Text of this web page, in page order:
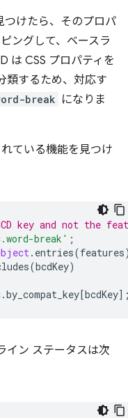
つけたら、そのプロパ
ングして、ベースラ
は CSS プロパティを
類するため、対応す
break になりま
ている機能を見つけ
key and not the
break' ;
. entries(features
(bcdKey)
.by_compat_key[bcdKey
イン ステータスは次